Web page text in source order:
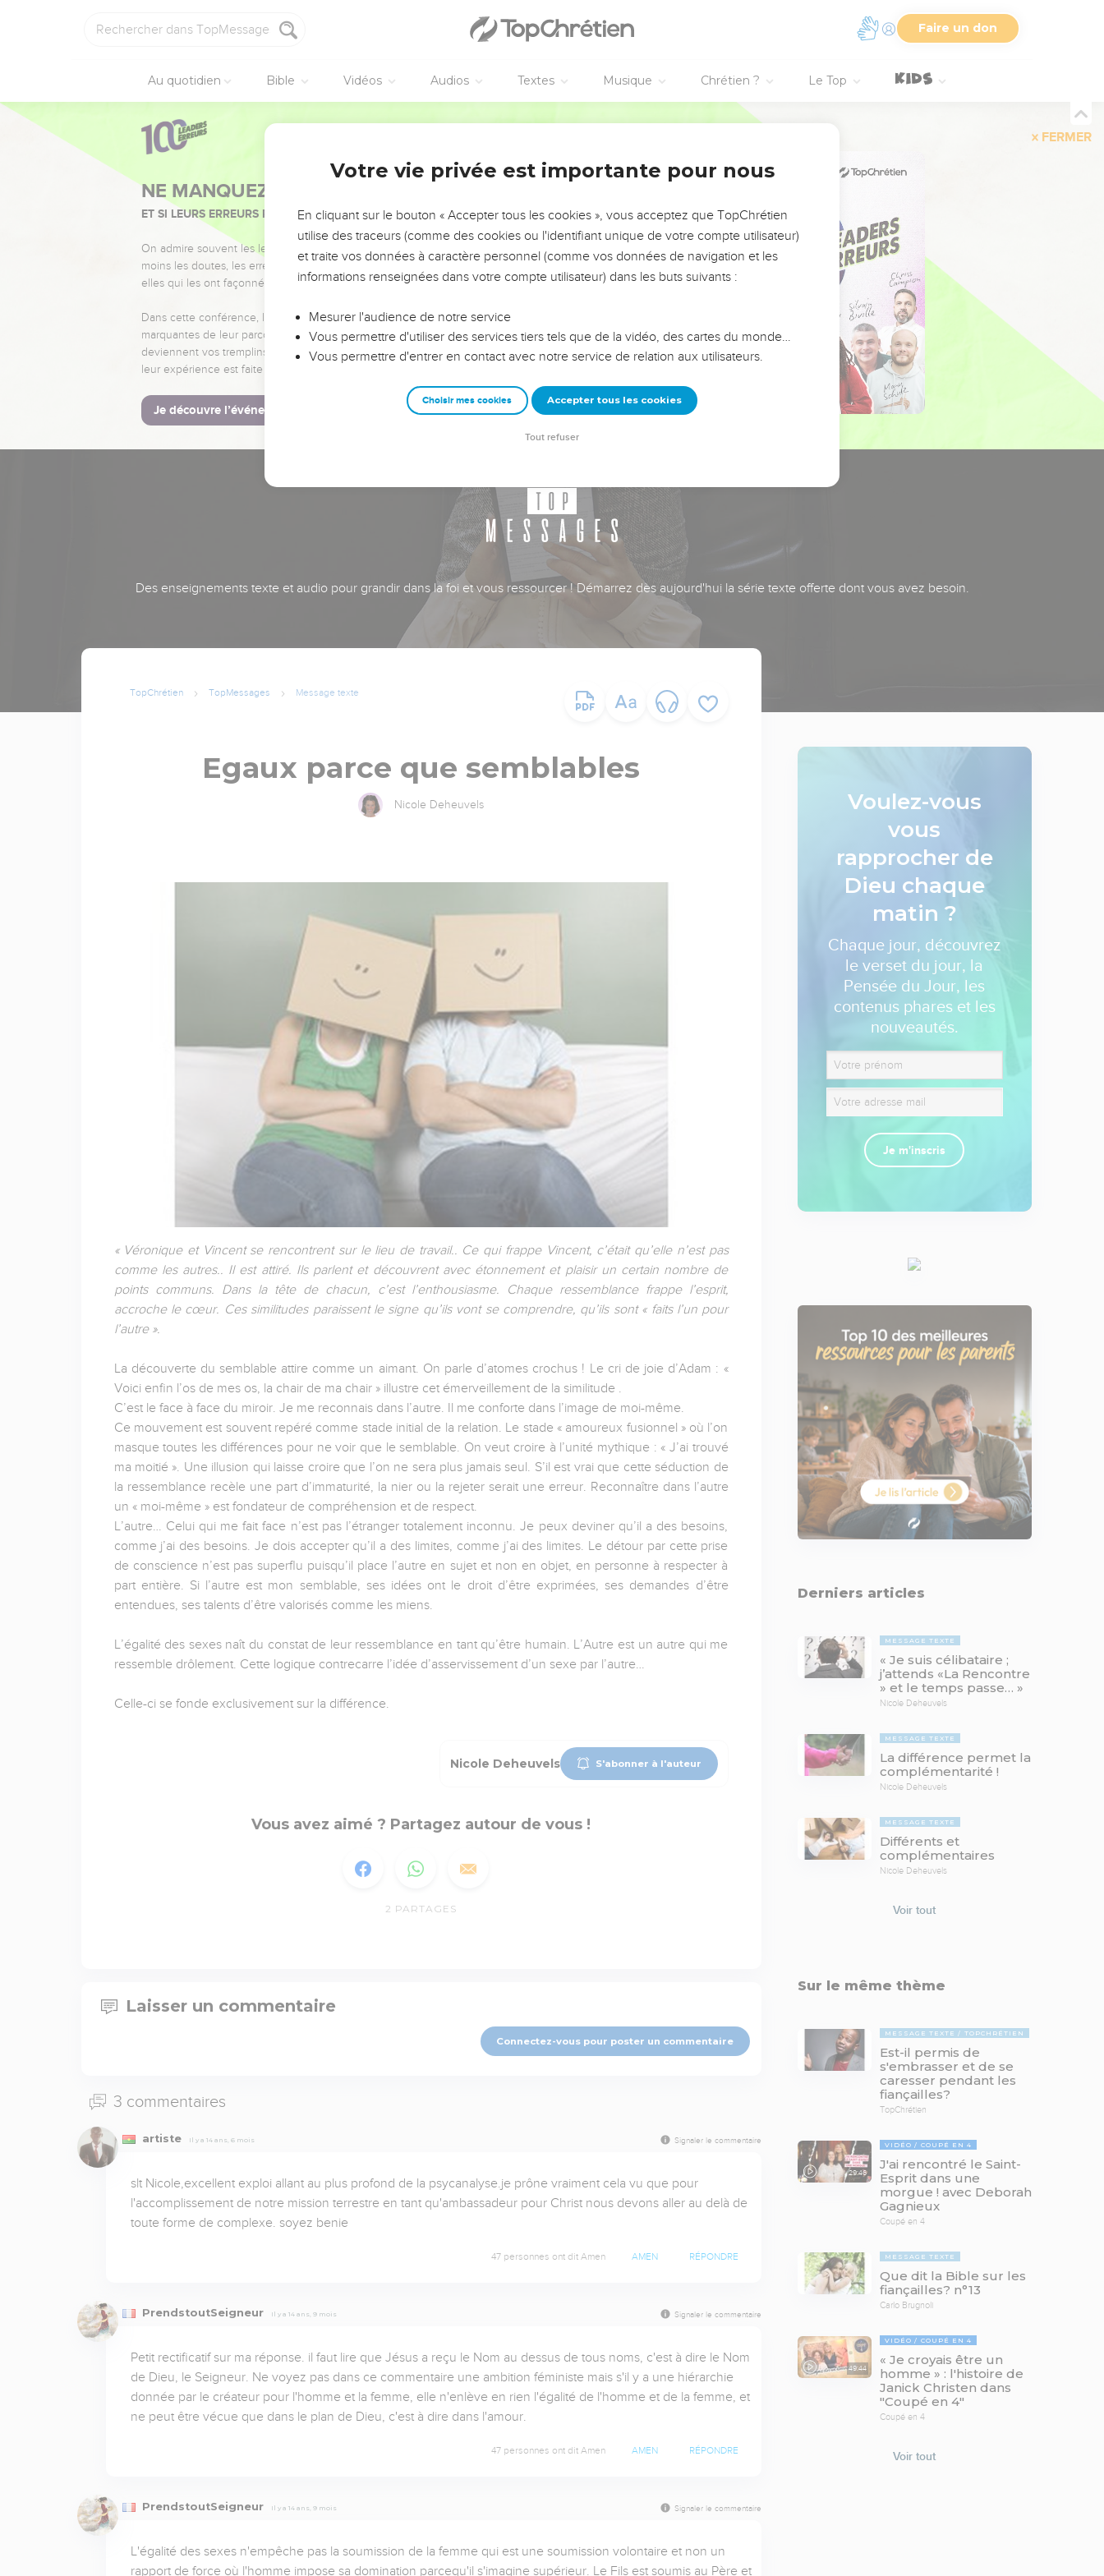
Faire un don
Au quotidien Bible Vidéos Audios Textes Musique Chrétien ? Le Top
FERMER
NE MANQUEZ PAS L’ÉVÉNEMENT DE L’ANNÉE !
ET SI LEURS ERREURS POUVAIENT VOUS ÉVITER LES VOTRES ?
On admire souvent les leaders pour leurs réussites, leur impact, leur foi ou leur vision. Mais on voit
moins les doutes, les erreurs et les saisons difficiles qu'ils ont traversés, alors même que ce sont
elles qui les ont façonnés.
Dans cette conférence, leaders, entrepreneurs, et responsables reviennent sur les erreurs
marquantes de leur parcours et les clés pour avancer avec plus de sagesse afin que leurs erreurs
deviennent vos tremplins. Que vous guidiez un ministère, une équipe, un groupe ou une famille,
leur expérience est faite pour vous.
Je découvre l’événement
Des enseignements texte et audio pour grandir dans la foi et vous ressourcer ! Démarrez dès aujourd'hui la série texte offerte dont vous avez besoin.
TopChrétien TopMessages Message texte
Egaux parce que semblables
Nicole Deheuvels
« Véronique et Vincent se rencontrent sur le lieu de travail.. Ce qui frappe Vincent, c’était qu’elle n’est pas
comme les autres.. Il est attiré. Ils parlent et découvrent avec étonnement et plaisir un certain nombre de
points communs. Dans la tête de chacun, c’est l’enthousiasme. Chaque ressemblance frappe l’esprit,
accroche le cœur. Ces similitudes paraissent le signe qu’ils vont se comprendre, qu’ils sont « faits l’un pour
l’autre ».
La découverte du semblable attire comme un aimant. On parle d’atomes crochus ! Le cri de joie d’Adam : «
Voici enfin l’os de mes os, la chair de ma chair » illustre cet émerveillement de la similitude .
C’est le face à face du miroir. Je me reconnais dans l’autre. Il me conforte dans l’image de moi-même.
Ce mouvement est souvent repéré comme stade initial de la relation. Le stade « amoureux fusionnel » où l’on
masque toutes les différences pour ne voir que le semblable. On veut croire à l’unité mythique : « J’ai trouvé
ma moitié ». Une illusion qui laisse croire que l’on ne sera plus jamais seul. S’il est vrai que cette séduction de
la ressemblance recèle une part d’immaturité, la nier ou la rejeter serait une erreur. Reconnaître dans l’autre
un « moi-même » est fondateur de compréhension et de respect.
L’autre… Celui qui me fait face n’est pas l’étranger totalement inconnu. Je peux deviner qu’il a des besoins,
comme j’ai des besoins. Je dois accepter qu’il a des limites, comme j’ai des limites. Le détour par cette prise
de conscience n’est pas superflu puisqu’il place l’autre en sujet et non en objet, en personne à respecter à
part entière. Si l’autre est mon semblable, ses idées ont le droit d’être exprimées, ses demandes d’être
entendues, ses talents d’être valorisés comme les miens.
L’égalité des sexes naît du constat de leur ressemblance en tant qu’être humain. L’Autre est un autre qui me
ressemble drôlement. Cette logique contrecarre l’idée d’asservissement d’un sexe par l’autre…
Celle-ci se fonde exclusivement sur la différence.
Nicole Deheuvels S'abonner à l'auteur
Vous avez aimé ? Partagez autour de vous !
2 PARTAGES
Laisser un commentaire
Connectez-vous pour poster un commentaire
3 commentaires
artiste Il y a 14 ans, 6 mois Signaler le commentaire
slt Nicole,excellent exploi allant au plus profond de la psycanalyse.je prône vraiment cela vu que pour
l'accomplissement de notre mission terrestre en tant qu'ambassadeur pour Christ nous devons aller au delà de
toute forme de complexe. soyez benie
47 personnes ont dit Amen AMEN RÉPONDRE
PrendstoutSeigneur Il y a 14 ans, 9 mois Signaler le commentaire
Petit rectificatif sur ma réponse. il faut lire que Jésus a reçu le Nom au dessus de tous noms, c'est à dire le Nom
de Dieu, le Seigneur. Ne voyez pas dans ce commentaire une ambition féministe mais s'il y a une hiérarchie
donnée par le créateur pour l'homme et la femme, elle n'enlève en rien l'égalité de l'homme et de la femme, et
ne peut être vécue que dans le plan de Dieu, c'est à dire dans l'amour.
47 personnes ont dit Amen AMEN RÉPONDRE
PrendstoutSeigneur Il y a 14 ans, 9 mois Signaler le commentaire
L'égalité des sexes n'empêche pas la soumission de la femme qui est une soumission volontaire et non un
rapport de force où l'homme impose sa domination parcequ'il s'imagine supérieur. Le Fils est soumis au Père et
Voulez-vous
vous
rapprocher de
Dieu chaque
matin ?
Chaque jour, découvrez
le verset du jour, la
Pensée du Jour, les
contenus phares et les
nouveautés.
Je m'inscris
Derniers articles
MESSAGE TEXTE
« Je suis célibataire ;
j’attends «La Rencontre
» et le temps passe… »
Nicole Deheuvels
MESSAGE TEXTE
La différence permet la
complémentarité !
Nicole Deheuvels
MESSAGE TEXTE
Différents et
complémentaires
Nicole Deheuvels
Voir tout
Sur le même thème
MESSAGE TEXTE TOPCHRÉTIEN
Est-il permis de
s'embrasser et de se
caresser pendant les
fiançailles?
TopChrétien
29:46
VIDÉO COUPÉ EN 4
J'ai rencontré le Saint-
Esprit dans une
morgue ! avec Deborah
Gagnieux
Coupé en 4
MESSAGE TEXTE
Que dit la Bible sur les
fiançailles? n°13
Carlo Brugnoli
49:44
VIDÉO COUPÉ EN 4
« Je croyais être un
homme » : l'histoire de
Janick Christen dans
"Coupé en 4"
Coupé en 4
Voir tout
Votre vie privée est importante pour nous
En cliquant sur le bouton « Accepter tous les cookies », vous acceptez que TopChrétien
utilise des traceurs (comme des cookies ou l'identifiant unique de votre compte utilisateur)
et traite vos données à caractère personnel (comme vos données de navigation et les
informations renseignées dans votre compte utilisateur) dans les buts suivants :
Mesurer l'audience de notre service
Vous permettre d'utiliser des services tiers tels que de la vidéo, des cartes du monde…
Vous permettre d'entrer en contact avec notre service de relation aux utilisateurs.
Choisir mes cookies Accepter tous les cookies
Tout refuser